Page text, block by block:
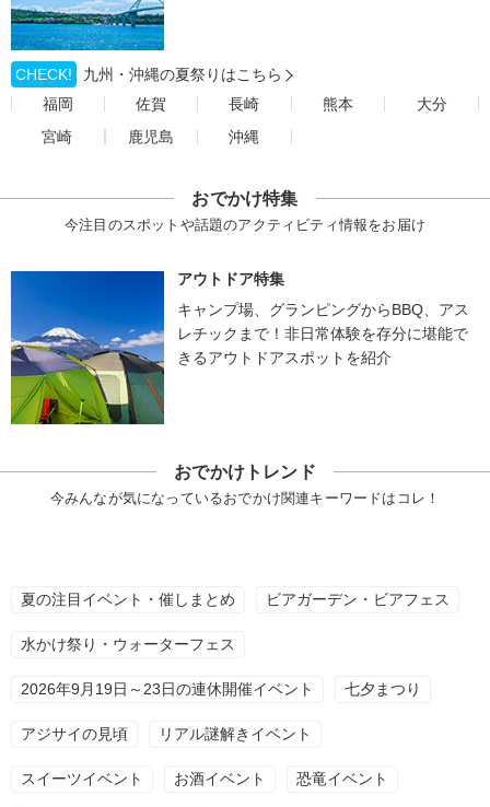
CHECK!
九州・沖縄の夏祭りはこちら
福岡
佐賀 長崎 熊本
大分
宮崎
鹿児島 沖縄
おでかけ特集
今注目のスポットや話題のアクティビティ情報をお届け
アウトドア特集
キャンプ場、グランピングからBBQ、アス
レチックまで！非日常体験を存分に堪能で
きるアウトドアスポットを紹介
おでかけトレンド
今みんなが気になっているおでかけ関連キーワードはコレ！
夏の注目イベント・催しまとめ ビアガーデン・ビアフェス
水かけ祭り・ウォーターフェス
2026年9月19日～23日の連休開催イベント 七夕まつり
アジサイの見頃 リアル謎解きイベント
スイーツイベント お酒イベント 恐竜イベント